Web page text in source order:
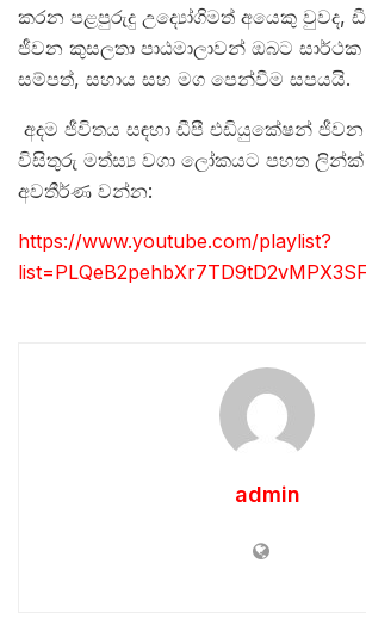
කරන පළපුරුදු උද්‍යෝගිමත් අයෙකු වුවද,
ජීවන කුසලතා පාඨමාලාවන් ඔබට
සම්පත්, සහාය සහ මග පෙන්වීම සපයයි.
අදම ජීවිතය සඳහා ඩීපී එඩියුකේෂන්
විසිතුරු මත්ස්‍ය වගා ලෝකයට පහත
අවතීර්ණ වන්න:
https://www.youtube.com/playlist?
admin